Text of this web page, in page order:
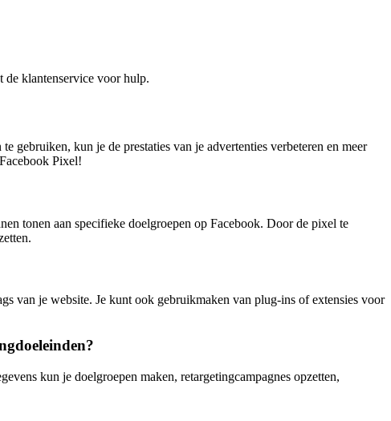
de klantenservice voor hulp.
gebruiken, kun je de prestaties van je advertenties verbeteren en meer
Pixel!
tonen aan specifieke doelgroepen op Facebook. Door de pixel te
van je website. Je kunt ook gebruikmaken van plug-ins of extensies voor
kun je doelgroepen maken, retargetingcampagnes opzetten,